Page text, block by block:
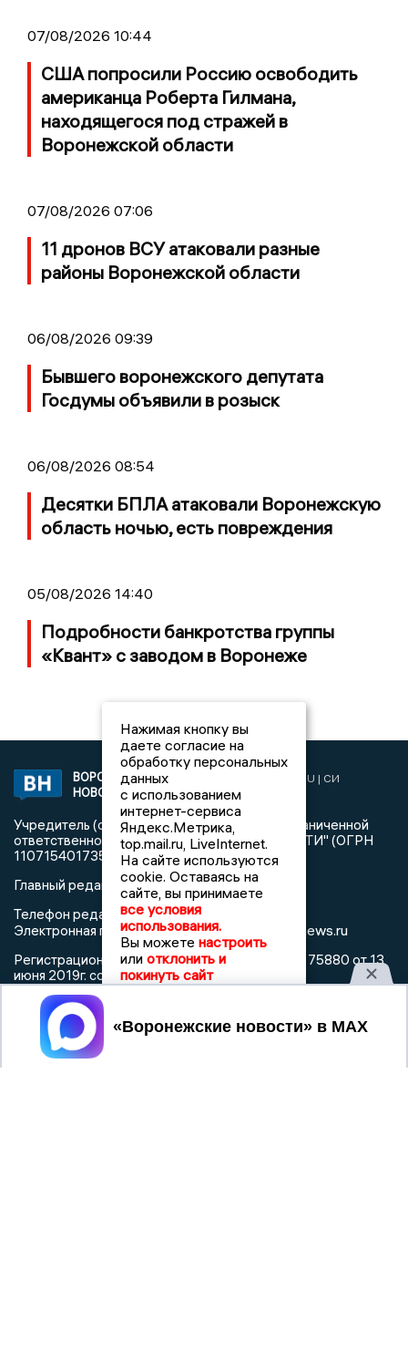
07/08/2026 10:44
США попросили Россию освободить
американца Роберта Гилмана,
находящегося под стражей в
Воронежской области
07/08/2026 07:06
11 дронов ВСУ атаковали разные
районы Воронежской области
06/08/2026 09:39
Бывшего воронежского депутата
Госдумы объявили в розыск
06/08/2026 08:54
Десятки БПЛА атаковали Воронежскую
область ночью, есть повреждения
05/08/2026 14:40
Подробности банкротства группы
«Квант» с заводом в Воронеже
ВОРОНЕЖСКИЕ
НОВОСТИ
2019 © VORONEZHNEWS.RU | СИ
«Воронежские новости»
Учредитель (соучредители): Общество с ограниченной
ответственностью "РЕГИОНАЛЬНЫЕ НОВОСТИ" (ОГРН
1107154017354)
Главный редактор: Пирогов А.А.
Телефон редакции: +7 (473) 262 77 92
Электронная почта редакции:info@voronezhnews.ru
Регистрационный номер: серия Эл № ФС 77 - 75880 от 13
июня 2019г. согласно выписке из реестра
зарегистрированных средств массовой информации
выдана Федеральной службой по надзору в сфере связи,
информационных технологий и массовых коммуникаций
Нажимая кнопку вы
даете согласие на
обработку персональных
данных
с использованием
интернет-сервиса
Яндекс.Метрика,
top.mail.ru, LiveInternet.
На сайте используются
cookie. Оставаясь на
сайте, вы принимаете
все условия
использования.
Вы можете настроить
или отклонить и
покинуть сайт
Принять